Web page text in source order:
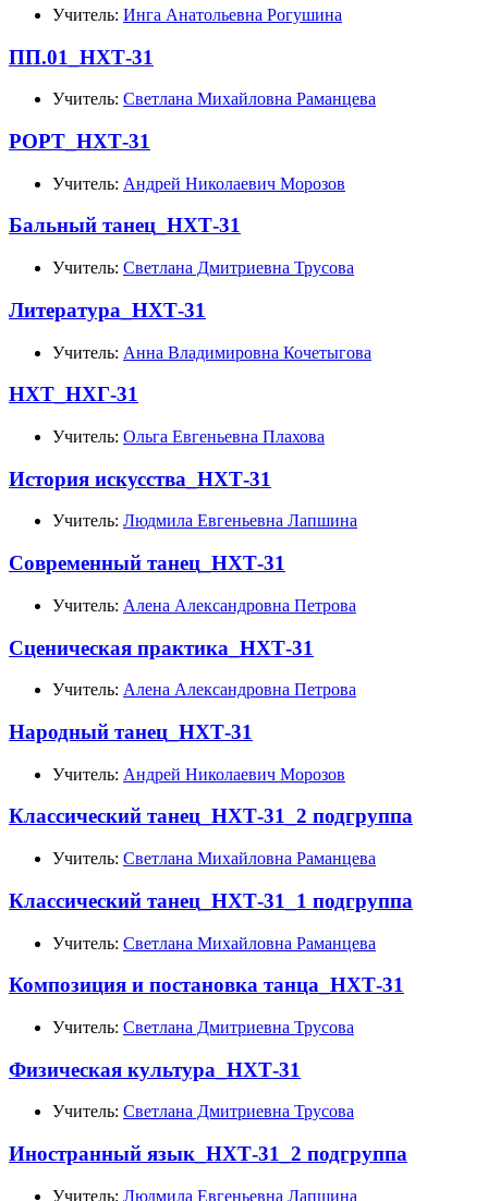
Учитель: Инга Анатольевна Рогушина
ПП.01_НХТ-31
Учитель: Светлана Михайловна Раманцева
РОРТ_НХТ-31
Учитель: Андрей Николаевич Морозов
Бальный танец_НХТ-31
Учитель: Светлана Дмитриевна Трусова
Литература_НХТ-31
Учитель: Анна Владимировна Кочетыгова
НХТ_НХГ-31
Учитель: Ольга Евгеньевна Плахова
История искусства_НХТ-31
Учитель: Людмила Евгеньевна Лапшина
Современный танец_НХТ-31
Учитель: Алена Александровна Петрова
Сценическая практика_НХТ-31
Учитель: Алена Александровна Петрова
Народный танец_НХТ-31
Учитель: Андрей Николаевич Морозов
Классический танец_НХТ-31_2 подгруппа
Учитель: Светлана Михайловна Раманцева
Классический танец_НХТ-31_1 подгруппа
Учитель: Светлана Михайловна Раманцева
Композиция и постановка танца_НХТ-31
Учитель: Светлана Дмитриевна Трусова
Физическая культура_НХТ-31
Учитель: Светлана Дмитриевна Трусова
Иностранный язык_НХТ-31_2 подгруппа
Учитель: Людмила Евгеньевна Лапшина